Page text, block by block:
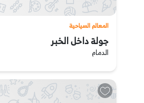
المعالم السياحية
جولة داخل الخبر
الدمام